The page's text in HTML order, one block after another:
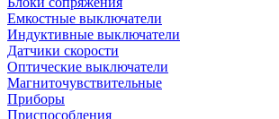
Емкостные выключатели
Индуктивные выключатели
Датчики скорости
Оптические выключатели
Магниточувствительные
Приборы
Приспособления